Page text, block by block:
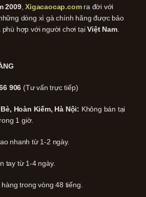
2009,Xigacaocap.comra đời với
dòng xì gà chính hãng được bảo
phù hợp với người chơi tạiViệt Nam.
906 (Tư vấn trực tiếp)
Hoàn Kiếm, Hà Nội: Không bán tại
1 giờ.
nhanh từ 1-2 ngày.
tay từ 1-4 ngày.
trong vòng 48 tiếng.